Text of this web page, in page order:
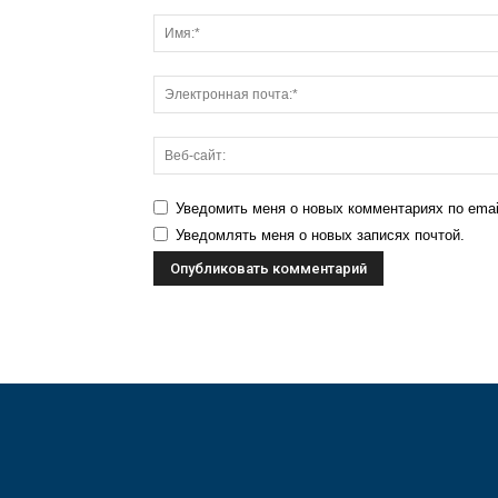
Уведомить меня о новых комментариях по
Уведомлять меня о новых записях почтой.